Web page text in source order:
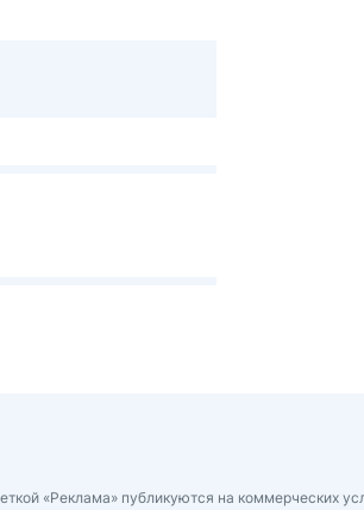
«Реклама» публикуются на коммерческих